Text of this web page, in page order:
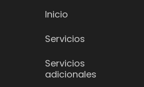
Inicio
Servicios
Servicios
adicionales